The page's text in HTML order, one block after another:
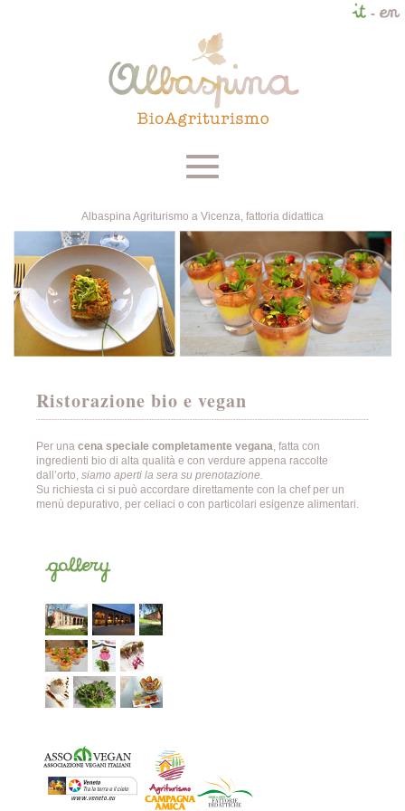
Toggle
navigation
Albaspina Agriturismo a Vicenza, fattoria didattica
Ristorazione bio e vegan
Per una cena speciale completamente vegana , fatta con
ingredienti bio di alta qualità e con verdure appena raccolte
dall’orto, siamo aperti la sera su prenotazione.
Su richiesta ci si può accordare direttamente con la chef per un
menù depurativo, per celiaci o con particolari esigenze alimentari.